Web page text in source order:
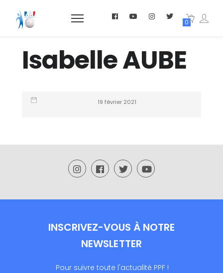
0
Isabelle AUBE
19 février 2021
INSCRIVEZ-VOUS À NOTRE
NEWSLETTER
Pour suivre toute l'actualité PPF !